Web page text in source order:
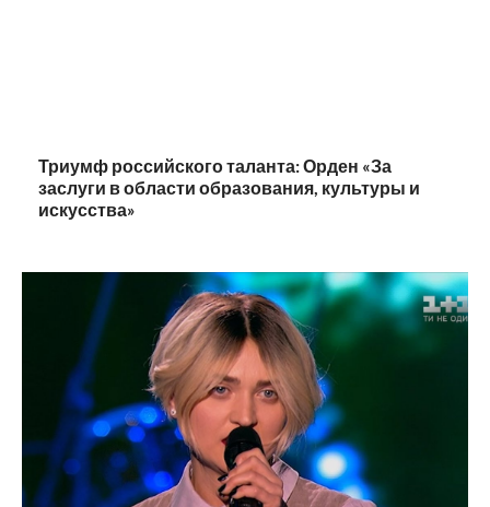
Триумф российского таланта: Орден «За
заслуги в области образования, культуры и
искусства»